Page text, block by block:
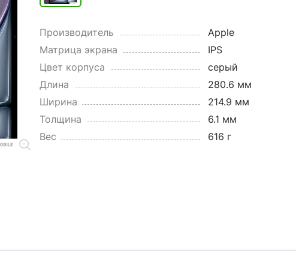
Производитель
Apple
Матрица экрана
IPS
Цвет корпуса
серый
Длина
280.6 мм
Ширина
214.9 мм
Толщина
6.1 мм
Вес
616 г